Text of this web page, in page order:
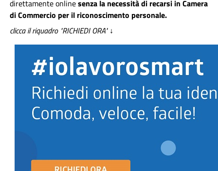
direttamente onlinesenza la necessità di recarsi in Camera
di Commercio per il riconoscimento personale.
clicca il riquadro "RICHIEDI ORA" ↓